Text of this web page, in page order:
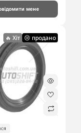
мене
🔥 Хіт 😢 продано